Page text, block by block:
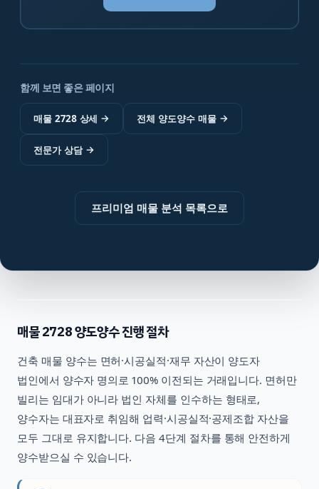
함께 보면 좋은 페이지
매물 2728 상세 → 전체 양도양수 매물→
전문가 상담→
프리미엄 매물 분석 목록으로
매물2728양도양수 진행 절차
건축 매물 양수는 면허·시공실적·재무 자산이 양도자
법인에서 양수자 명의로 100% 이전되는 거래입니다. 면허만
빌리는 임대가 아니라 법인 자체를 인수하는 형태로,
양수자는 대표자로 취임해 업력·시공실적·공제조합 자산을
모두 그대로 유지합니다. 다음 4단계 절차를 통해 안전하게
양수받으실 수 있습니다.